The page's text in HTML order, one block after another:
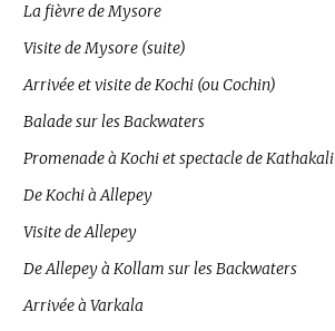
La fièvre de Mysore
Visite de Mysore (suite)
Arrivée et visite de Kochi (ou Cochin)
Balade sur les Backwaters
Promenade à Kochi et spectacle de Kathakali
De Kochi à Allepey
Visite de Allepey
De Allepey à Kollam sur les Backwaters
Arrivée à Varkala